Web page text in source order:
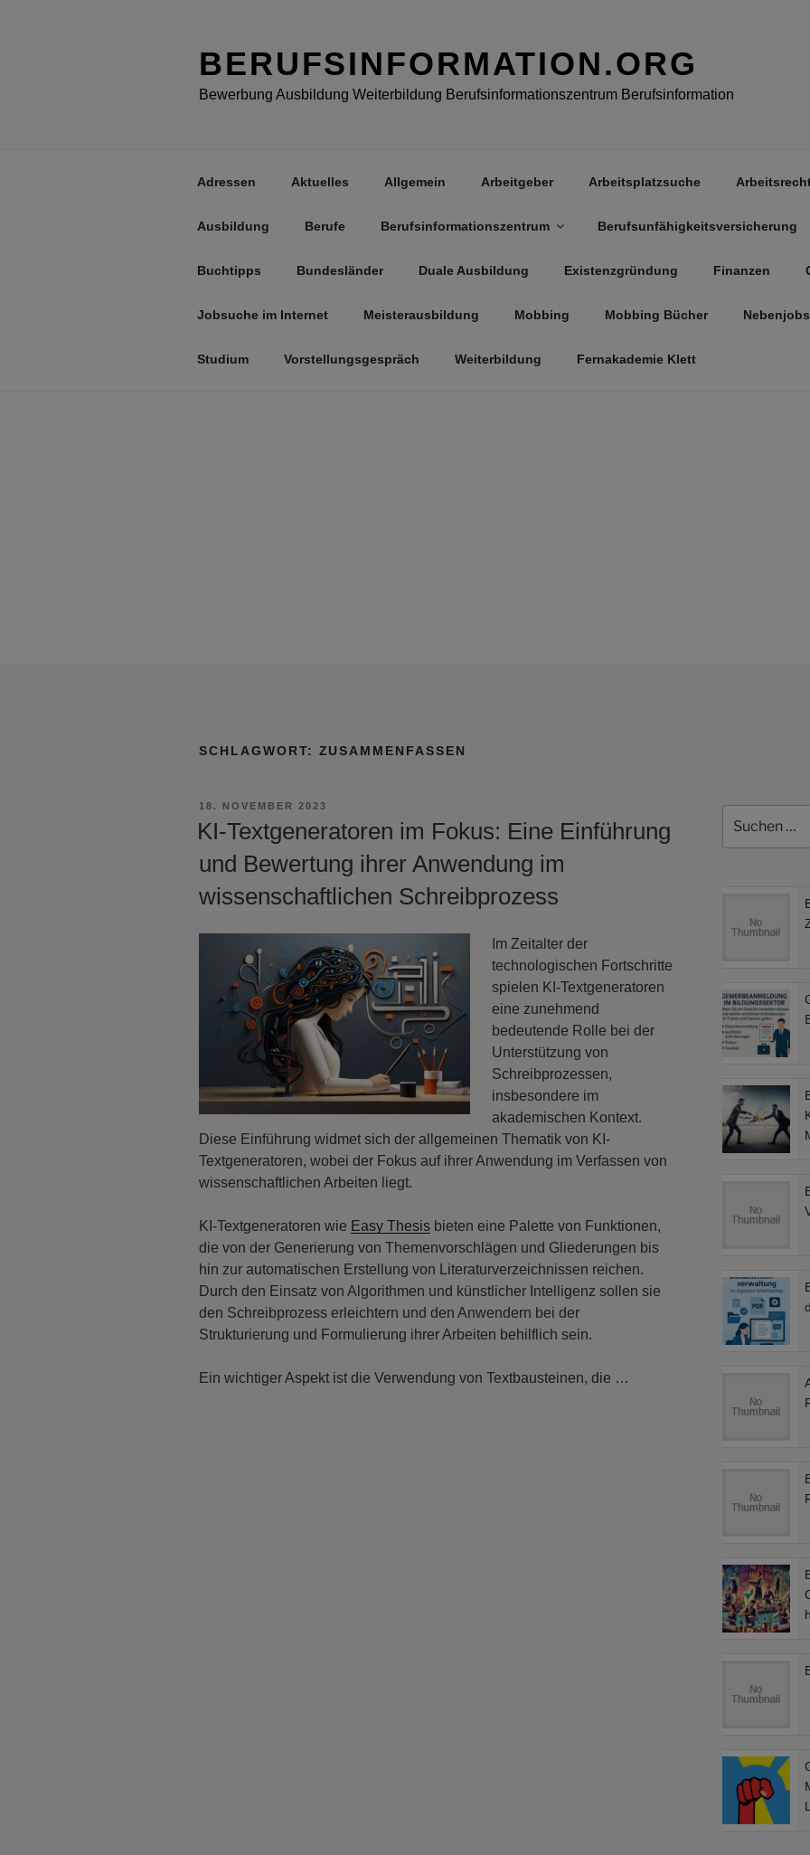
BERUFSINFORMATION.ORG
Bewerbung Ausbildung Weiterbildung Berufsinformationszentrum Berufsinformation
Adressen Aktuelles Allgemein Arbeitgeber Arbeitsplatzsuche
Ausbildung Berufe Berufsinformationszentrum Berufsunfähigkeitsversicherung
Buchtipps Bundesländer Duale Ausbildung Existenzgründung Finanzen
Jobsuche im Internet Meisterausbildung Mobbing Mobbing Bücher Nebenjobs
Studium Vorstellungsgespräch Weiterbildung Fernakademie Klett
SCHLAGWORT: ZUSAMMENFASSEN
VERÖFFENTLICHT
18. NOVEMBER 2023
KI-Textgeneratoren im Fokus: Eine Einführung
und Bewertung ihrer Anwendung im
wissenschaftlichen Schreibprozess
Im Zeitalter der
technologischen Fortschritte
spielen KI-Textgeneratoren
eine zunehmend
bedeutende Rolle bei der
Unterstützung von
Schreibprozessen,
insbesondere im
akademischen Kontext.
Diese Einführung widmet sich der allgemeinen Thematik von KI-
Textgeneratoren, wobei der Fokus auf ihrer Anwendung im Verfassen von
wissenschaftlichen Arbeiten liegt.
KI-Textgeneratoren wie Easy Thesis bieten eine Palette von Funktionen,
die von der Generierung von Themenvorschlägen und Gliederungen bis
hin zur automatischen Erstellung von Literaturverzeichnissen reichen.
Durch den Einsatz von Algorithmen und künstlicher Intelligenz sollen sie
den Schreibprozess erleichtern und den Anwendern bei der
Strukturierung und Formulierung ihrer Arbeiten behilflich sein.
Ein wichtiger Aspekt ist die Verwendung von Textbausteinen, die …
nach: